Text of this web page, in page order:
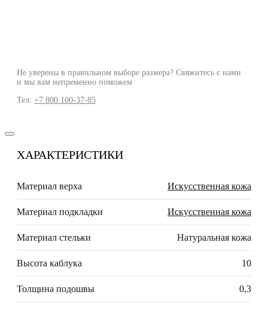
Не уверены в правильном выборе размера? Свяжитесь с нами
и мы вам непременно поможем
Тел: +7 800 100-37-85
ХАРАКТЕРИСТИКИ
Материал верха Искусственная кожа
Материал подкладки Искусственная кожа
Материал стельки Натуральная кожа
Высота каблука 10
Толщина подошвы 0,3